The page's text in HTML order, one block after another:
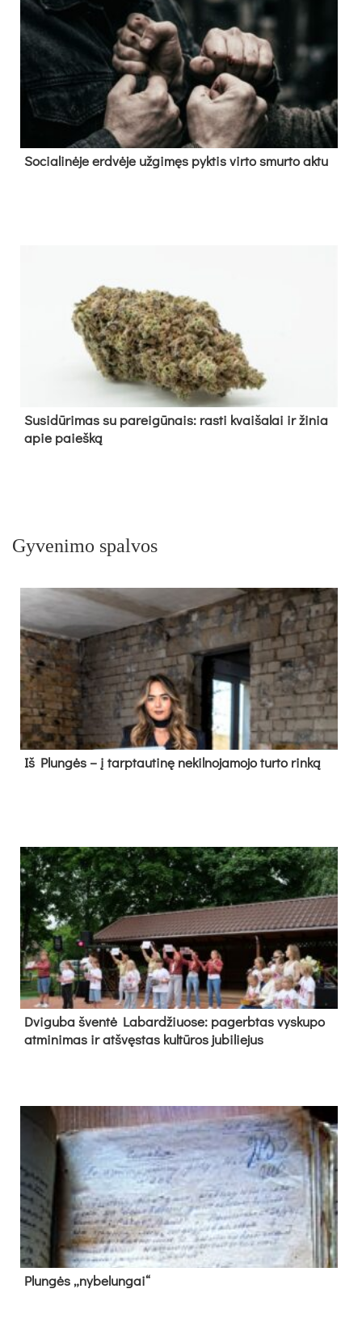
So­cia­li­nė­je erd­vė­je už­gi­męs pyk­tis vir­to smur­to ak­tu
Su­si­dū­ri­mas su pa­rei­gū­nais: ras­ti kvai­ša­lai ir ži­nia
apie paieš­ką
Gyvenimo spalvos
Iš Plungės – į tarptautinę nekilnojamojo turto rinką
Dvi­gu­ba šven­tė La­bar­džiuo­se: pa­gerb­tas vys­ku­po
at­mi­ni­mas ir at­švęs­tas kul­tū­ros ju­bi­lie­jus
Plun­gės „ny­be­lun­gai“